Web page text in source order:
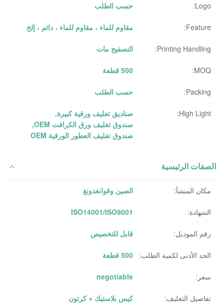
Logo: حسب الطلب
Feature: مقاوم للماء ، مقاوم للماء ، دائم ، إلخ
Printing Handling: التصفيح مات
MOQ: 500 قطعة
Packing: حسب الطلب
High Light: صناديق تغليف ورقية كبيرة,
صندوق تغليف ورق الكرافت OEM
,
صندوق تغليف العطور الورقية OEM
الصفات الرئيسية
مكان المنشأ: الصين وقوانغدونغ
الشهادة: ISO14001/ISO9001
رقم الموديل: قابل للتخصيص
الحد الأدنى لكمية الطلب: 500 قطعة
سعر: negotiable
تفاصيل التغليف: كيس بلاستيك + كرتون